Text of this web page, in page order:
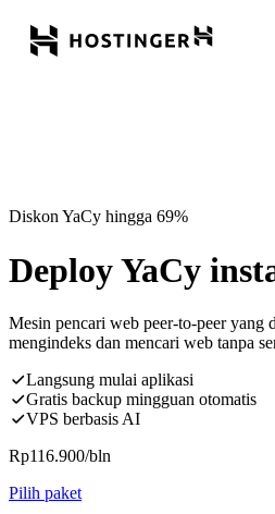
Diskon YaCy hingga 69%
Deploy YaCy
Mesin pencari web peer-to-peer yang
mengindeks dan mencari web tanpa
Langsung mulai aplikasi
Gratis backup mingguan otomatis
VPS berbasis AI
Rp116.900/bln
Pilih paket